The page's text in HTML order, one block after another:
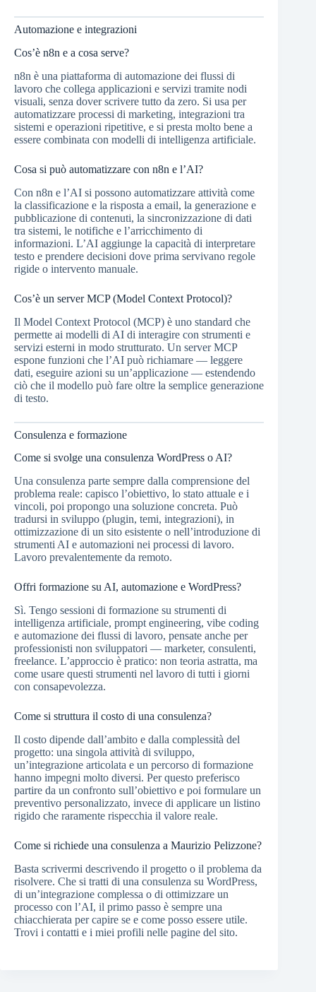
Automazione e integrazioni
Cos’è n8n e a cosa serve?
n8n è una piattaforma di automazione dei flussi di
lavoro che collega applicazioni e servizi tramite nodi
visuali, senza dover scrivere tutto da zero. Si usa per
automatizzare processi di marketing, integrazioni tra
sistemi e operazioni ripetitive, e si presta molto bene a
essere combinata con modelli di intelligenza artificiale.
Cosa si può automatizzare con n8n e l’AI?
Con n8n e l’AI si possono automatizzare attività come
la classificazione e la risposta a email, la generazione e
pubblicazione di contenuti, la sincronizzazione di dati
tra sistemi, le notifiche e l’arricchimento di
informazioni. L’AI aggiunge la capacità di interpretare
testo e prendere decisioni dove prima servivano regole
rigide o intervento manuale.
Cos’è un server MCP (Model Context Protocol)?
Il Model Context Protocol (MCP) è uno standard che
permette ai modelli di AI di interagire con strumenti e
servizi esterni in modo strutturato. Un server MCP
espone funzioni che l’AI può richiamare — leggere
dati, eseguire azioni su un’applicazione — estendendo
ciò che il modello può fare oltre la semplice generazione
di testo.
Consulenza e formazione
Come si svolge una consulenza WordPress o AI?
Una consulenza parte sempre dalla comprensione del
problema reale: capisco l’obiettivo, lo stato attuale e i
vincoli, poi propongo una soluzione concreta. Può
tradursi in sviluppo (plugin, temi, integrazioni), in
ottimizzazione di un sito esistente o nell’introduzione di
strumenti AI e automazioni nei processi di lavoro.
Lavoro prevalentemente da remoto.
Offri formazione su AI, automazione e WordPress?
Sì. Tengo sessioni di formazione su strumenti di
intelligenza artificiale, prompt engineering, vibe coding
e automazione dei flussi di lavoro, pensate anche per
professionisti non sviluppatori — marketer, consulenti,
freelance. L’approccio è pratico: non teoria astratta, ma
come usare questi strumenti nel lavoro di tutti i giorni
con consapevolezza.
Come si struttura il costo di una consulenza?
Il costo dipende dall’ambito e dalla complessità del
progetto: una singola attività di sviluppo,
un’integrazione articolata e un percorso di formazione
hanno impegni molto diversi. Per questo preferisco
partire da un confronto sull’obiettivo e poi formulare un
preventivo personalizzato, invece di applicare un listino
rigido che raramente rispecchia il valore reale.
Come si richiede una consulenza a Maurizio Pelizzone?
Basta scrivermi descrivendo il progetto o il problema da
risolvere. Che si tratti di una consulenza su WordPress,
di un’integrazione complessa o di ottimizzare un
processo con l’AI, il primo passo è sempre una
chiacchierata per capire se e come posso essere utile.
Trovi i contatti e i miei profili nelle pagine del sito.